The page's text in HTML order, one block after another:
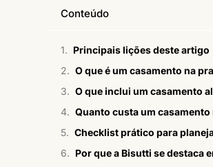
Conteúdo
Principais lições deste artigo
O que é um casamento na
O que inclui um casamento
Quanto custa um
Checklist prático para
Por que a Bisutti se destaca